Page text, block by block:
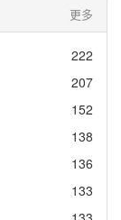
更多
222
207
152
138
136
133